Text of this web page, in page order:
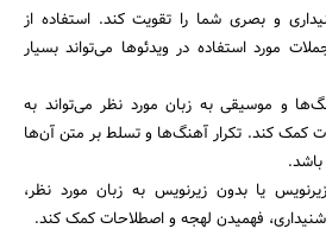
و بصری شما را تقویت کند. استفاده از
مورد استفاده در ویدئوها می‌تواند بسیار
و موسیقی به زبان مورد نظر می‌تواند به
کمک کند. تکرار آهنگ‌ها و تسلط بر متن آن‌ها
باشد.
یا بدون زیرنویس به زبان مورد نظر،
فهمیدن لهجه و اصطلاحات کمک کند.